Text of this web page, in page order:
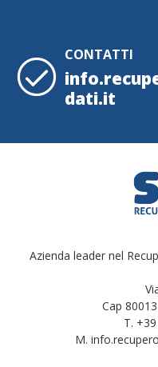
CONTATTI
dati.it
Azienda leader nel
Cap
T.
M.